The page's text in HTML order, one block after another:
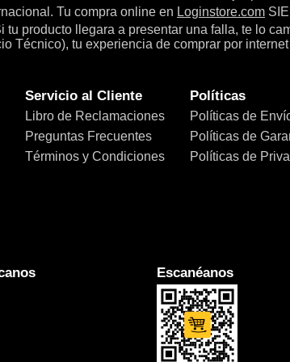
Tu compra online en Loginstore.com
producto llegara a presentar una falla, te lo
Técnico), tu experiencia de comprar por
Servicio al Cliente
Libro de Reclamaciones
Preguntas Frecuentes
Términos y Condiciones
Políticas
Políticas de
Políticas de
Políticas de
Escanéanos